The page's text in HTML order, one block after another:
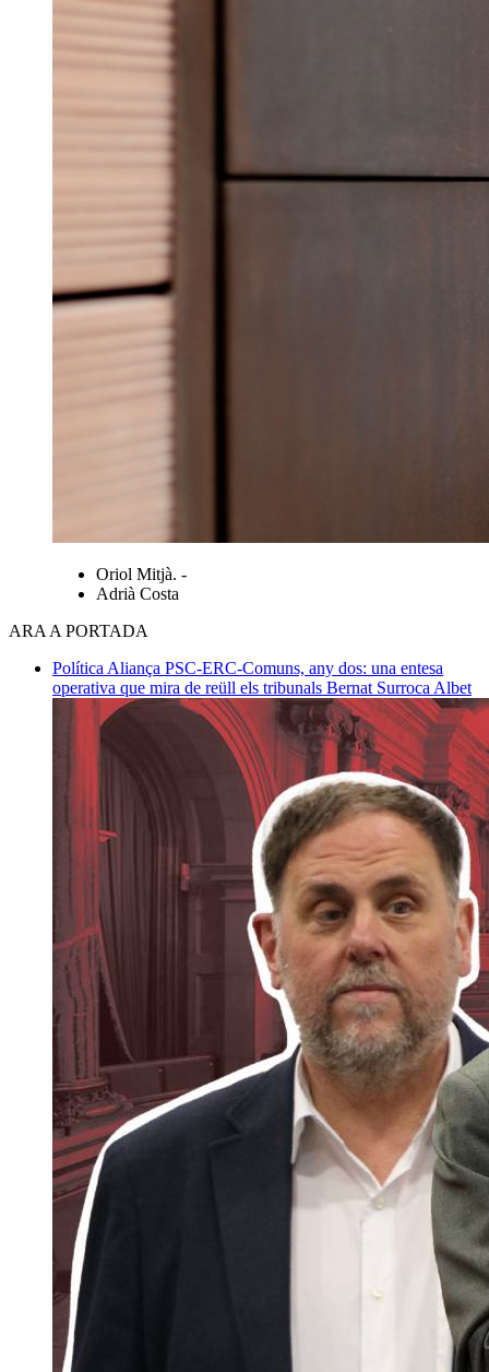
Oriol Mitjà. -
Adrià Costa
ARA A PORTADA
Política Aliança PSC-ERC-Comuns, any dos: una entesa
operativa que mira de reüll els tribunals Bernat Surroca Albet